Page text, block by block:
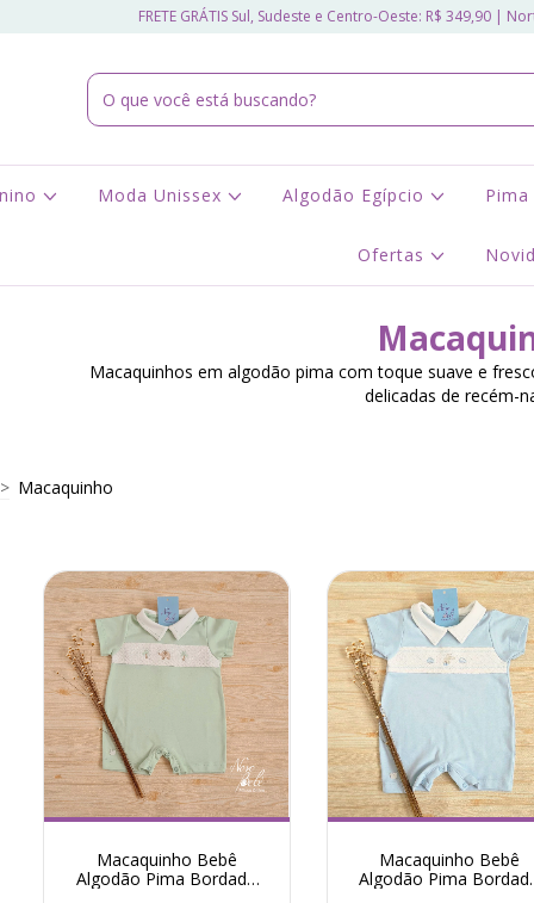
FRETE GRÁTIS Sul, Sudeste e Centro-Oeste: R$ 349,90 |
Moda Unissex Algodão Egípcio Pima
Ofertas
Macaquinhos em algodão pima com toque suave e
delicadas de recém-
> Macaquinho
Macaquinho Bebê
Algodão Pima Bordado
Macaquinho Bebê
Algodão Pima